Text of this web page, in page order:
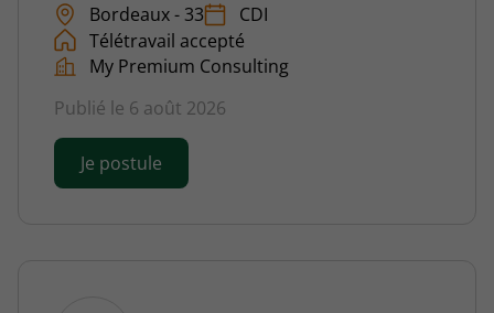
Bordeaux - 33
CDI
Télétravail accepté
My Premium Consulting
Publié le 6 août 2026
Je postule